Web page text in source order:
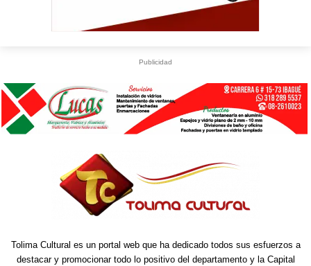
Publicidad
Tolima Cultural es un portal web que ha dedicado todos sus esfuerzos a
destacar y promocionar todo lo positivo del departamento y la Capital